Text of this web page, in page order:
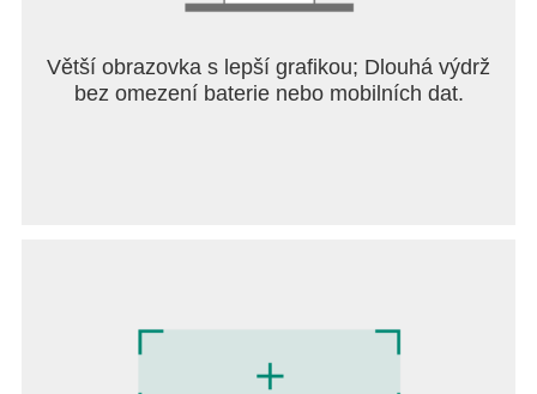
Také budete moci pozvat vaše kolegy a sdílet s
Pro školní správce:
Přejděte na www.edupage.org, kde naleznete více
Větší obrazovka s lepší grafikou; Dlouhá výdrž
bez omezení baterie nebo mobilních dat.